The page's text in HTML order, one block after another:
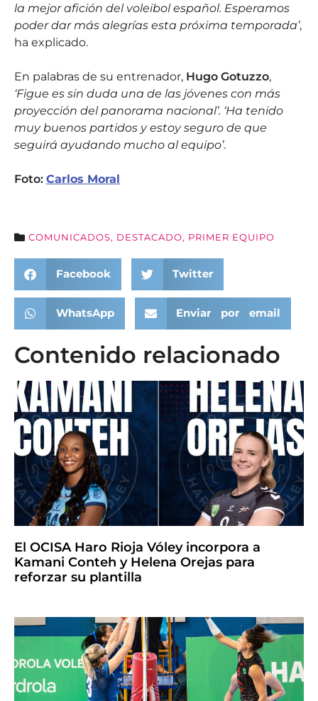
la mejor afición del voleibol español. Esperamos
poder dar más alegrías esta próxima temporada’,
ha explicado.
En palabras de su entrenador, Hugo Gotuzzo,
‘Figue es sin duda una de las jóvenes con más
proyección del panorama nacional’. ‘Ha tenido
muy buenos partidos y estoy seguro de que
seguirá ayudando mucho al equipo’.
Foto: Carlos Moral
COMUNICADOS, DESTACADO, PRIMER EQUIPO
Facebook Twitter
WhatsApp Enviar por email
Contenido relacionado
El OCISA Haro Rioja Vóley incorpora a
Kamani Conteh y Helena Orejas para
reforzar su plantilla